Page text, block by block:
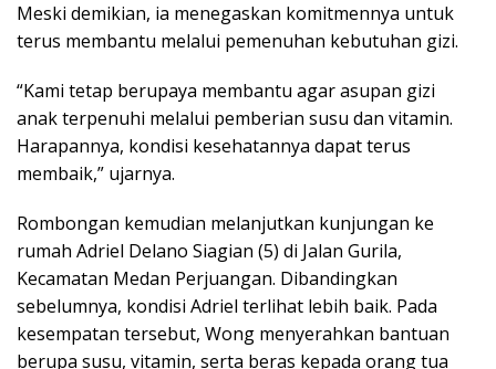
Meski demikian, ia menegaskan komitmennya untuk
terus membantu melalui pemenuhan kebutuhan gizi.
“Kami tetap berupaya membantu agar asupan gizi
anak terpenuhi melalui pemberian susu dan vitamin.
Harapannya, kondisi kesehatannya dapat terus
membaik,” ujarnya.
Rombongan kemudian melanjutkan kunjungan ke
rumah Adriel Delano Siagian (5) di Jalan Gurila,
Kecamatan Medan Perjuangan. Dibandingkan
sebelumnya, kondisi Adriel terlihat lebih baik. Pada
kesempatan tersebut, Wong menyerahkan bantuan
berupa susu, vitamin, serta beras kepada orang tua